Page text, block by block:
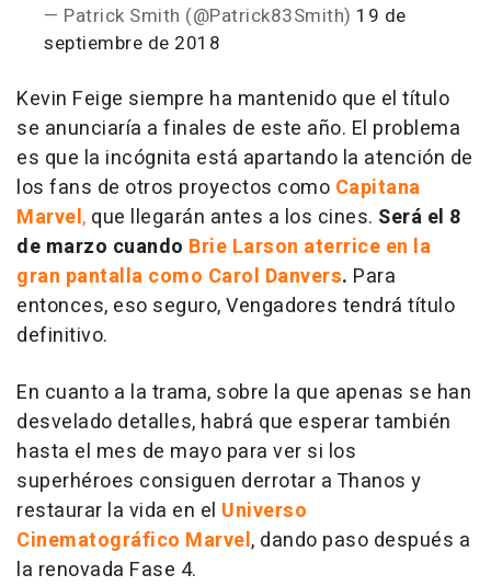
— Patrick Smith (@Patrick83Smith) 19 de
septiembre de 2018
Kevin Feige siempre ha mantenido que el título
se anunciaría a finales de este año. El problema
es que la incógnita está apartando la atención de
los fans de otros proyectos como Capitana
Marvel, que llegarán antes a los cines. Será el 8
de marzo cuando Brie Larson aterrice en la
gran pantalla como Carol Danvers. Para
entonces, eso seguro, Vengadores tendrá título
definitivo.
En cuanto a la trama, sobre la que apenas se han
desvelado detalles, habrá que esperar también
hasta el mes de mayo para ver si los
superhéroes consiguen derrotar a Thanos y
restaurar la vida en el Universo
Cinematográfico Marvel, dando paso después a
la renovada Fase 4.